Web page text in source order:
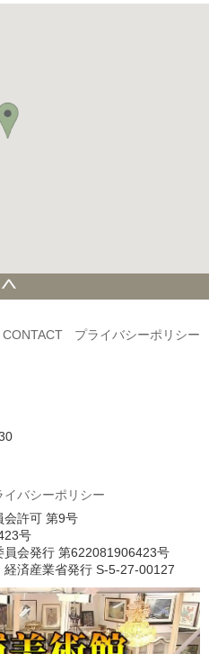
CONTACT プライバシーポリシー
イバシーポリシー
会許可 第9号
号
会発行 第622081906423号
済産業省発行 S-5-27-00127